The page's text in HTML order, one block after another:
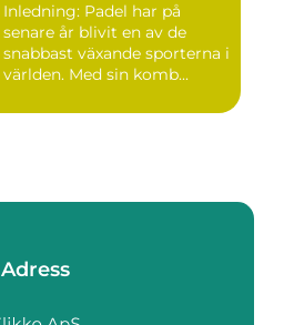
Inledning: Padel har på
senare år blivit en av de
snabbast växande sporterna i
världen. Med sin komb...
Adress